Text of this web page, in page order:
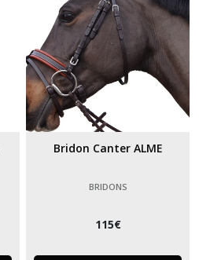
Bridon Canter ALME
BRIDONS
115€